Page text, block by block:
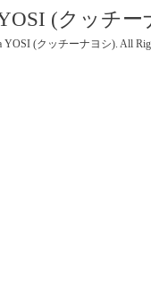
(クッチ
YOSI (クッチーナヨシ). All